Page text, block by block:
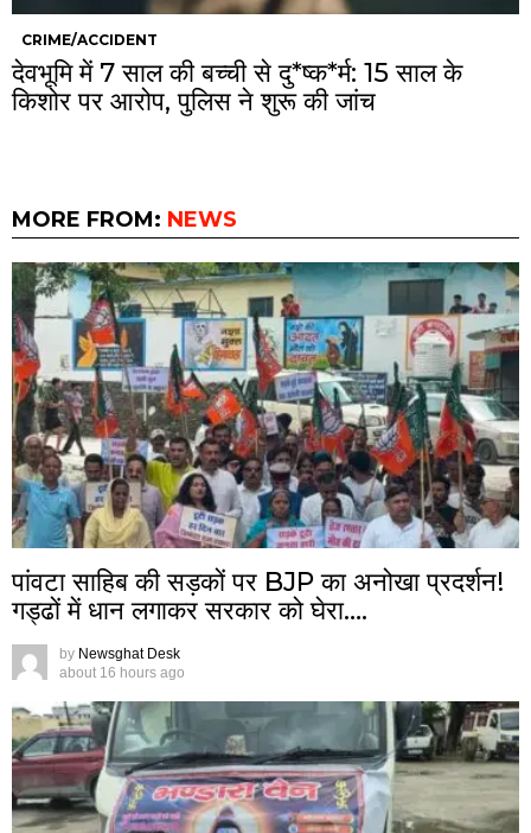
CRIME/ACCIDENT
देवभूमि में 7 साल की बच्ची से दु*ष्क*र्म: 15 साल के
किशोर पर आरोप, पुलिस ने शुरू की जांच
MORE FROM: NEWS
पांवटा साहिब की सड़कों पर BJP का अनोखा प्रदर्शन!
गड्ढों में धान लगाकर सरकार को घेरा….
by Newsghat Desk
about 16 hours ago